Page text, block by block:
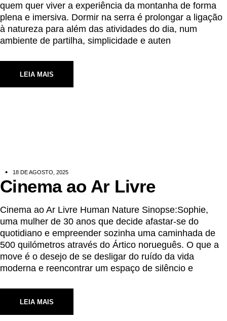
quem quer viver a experiência da montanha de forma
plena e imersiva. Dormir na serra é prolongar a ligação
à natureza para além das atividades do dia, num
ambiente de partilha, simplicidade e auten
LEIA MAIS
18 DE AGOSTO, 2025
Cinema ao Ar Livre
Cinema ao Ar Livre Human Nature Sinopse:Sophie,
uma mulher de 30 anos que decide afastar-se do
quotidiano e empreender sozinha uma caminhada de
500 quilómetros através do Ártico norueguês. O que a
move é o desejo de se desligar do ruído da vida
moderna e reencontrar um espaço de silêncio e
LEIA MAIS